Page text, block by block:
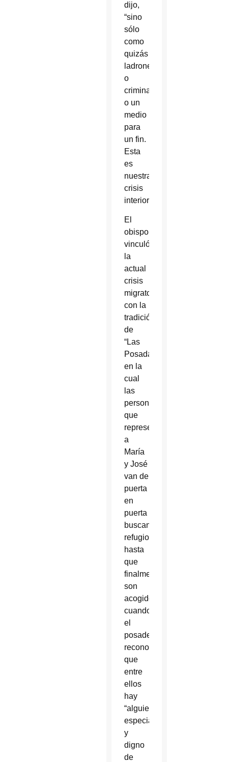
dijo,
“sino
sólo
como
quizás
ladrones
o
criminales
o un
medio
para
un fin.
Esta
es
nuestra
crisis
interior”.
El
obispo
vinculó
la
actual
crisis
migratoria
con la
tradición
de
“Las
Posadas”,
en la
cual
las
personas
que
representan
a
María
y José
van de
puerta
en
puerta
buscando
refugio
hasta
que
finalmente
son
acogidos
cuando
el
posadero
reconoce
que
entre
ellos
hay
“alguien
especial
y
digno
de